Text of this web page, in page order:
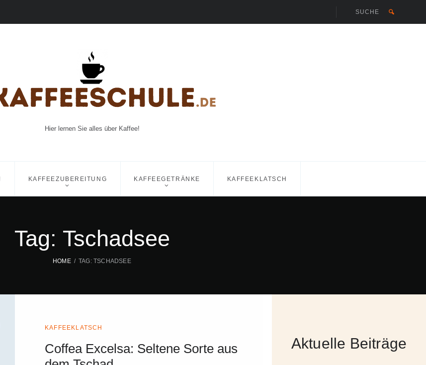
Hier lernen Sie alles über Kaffee!
KAFFEEZUBEREITUNG KAFFEEGETRÄNKE KAFFEEKLATSCH
Tag: Tschadsee
HOME TAG: TSCHADSEE
KAFFEEKLATSCH
Coffea Excelsa: Seltene Sorte aus
Aktuelle Beiträge